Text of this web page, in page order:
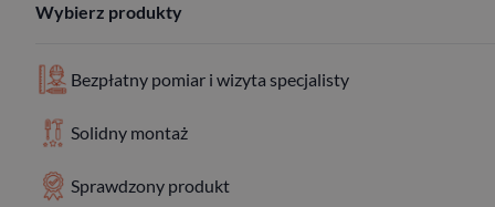
Wybierz produkty
Bezpłatny pomiar i wizyta specjalisty
Solidny montaż
Sprawdzony produkt